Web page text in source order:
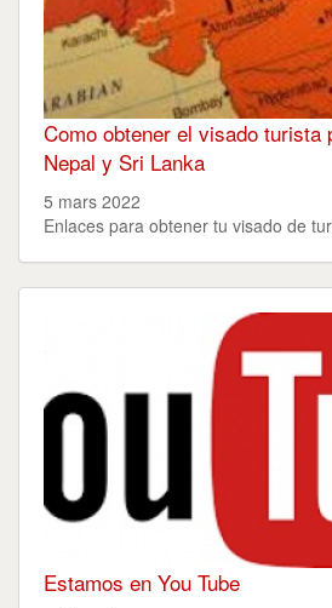
Como obtener el visado turista
Nepal y Sri Lanka
5 mars 2022
Enlaces para obtener tu visado de
Estamos en You Tube